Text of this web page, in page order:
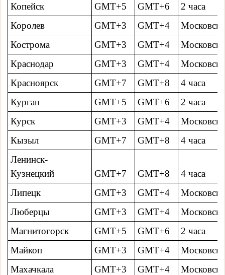
Копейск
GMT+5 GMT+6
2 часa
Королев
GMT+3 GMT+4
Кострома
GMT+3 GMT+4
Краснодар
GMT+3 GMT+4
Красноярск
GMT+7 GMT+8
4 часa
Курган
GMT+5 GMT+6
2 часa
Курск
GMT+3 GMT+4
Кызыл
GMT+7 GMT+8
4 часa
Ленинск-
Кузнецкий
GMT+7 GMT+8
4 часa
Липецк
GMT+3 GMT+4
Люберцы
GMT+3 GMT+4
Магнитогорск
GMT+5 GMT+6
2 часa
Майкоп
GMT+3 GMT+4
Махачкала
GMT+3 GMT+4